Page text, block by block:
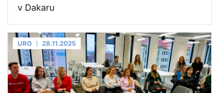
v Dakaru
URO 28.11.2025